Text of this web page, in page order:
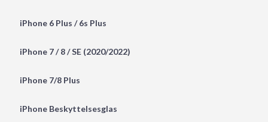
iPhone 6 Plus / 6s Plus
iPhone 7 / 8 / SE (2020/2022)
iPhone 7/8 Plus
iPhone Beskyttelsesglas